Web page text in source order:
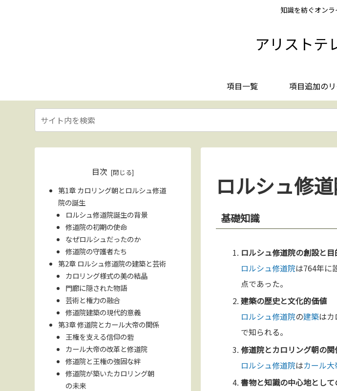
知識を紡ぐオン
アリストテ
項目一覧 項目追加の
ロルシュ修
基礎知識
ロルシュ修道院の創設と目
ロルシュ修道院は764年に
点であった。
建築の歴史と文化的価値
ロルシュ修道院の建築はカ
で知られる。
修道院とカロリング朝の関
ロルシュ修道院はカール大
書物と知識の中心地とし
目次
第1章 カロリング朝とロルシュ修道
院の誕生
ロルシュ修道院誕生の背景
修道院の初期の使命
なぜロルシュだったのか
修道院の守護者たち
第2章 ロルシュ修道院の建築と芸術
カロリング様式の美の結晶
門廊に隠された物語
芸術と権力の融合
修道院建築の現代的意義
第3章 修道院とカール大帝の関係
王権を支える信仰の砦
カール大帝の改革と修道院
修道院と王権の強固な絆
修道院が築いたカロリング朝
の未来